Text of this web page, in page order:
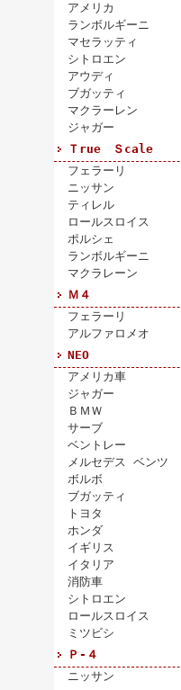
アメリカ
ランボルギーニ
マセラッティ
シトロエン
アウディ
ブガッティ
マクラーレン
ジャガー
Ｔrue Ｓcale
フェラーリ
ニッサン
ティレル
ロールスロイス
ポルシェ
ランボルギーニ
マクラレーン
Ｍ４
フェラーリ
アルファロメオ
NEO
アメリカ車
ジャガー
ＢＭＷ
サーブ
ベントレー
メルセデス ベンツ
ボルボ
ブガッティ
トヨタ
ホンダ
イギリス
イタリア
消防車
シトロエン
ロールスロイス
ミツビシ
Ｐ-４
ニッサン